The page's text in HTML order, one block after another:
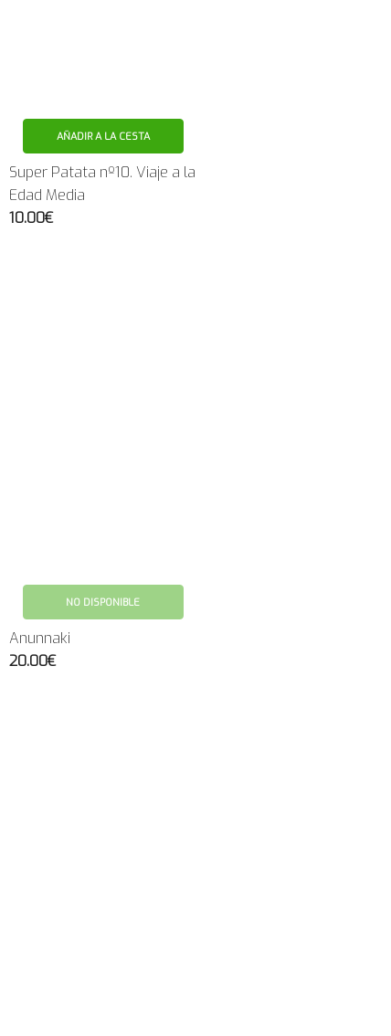
AÑADIR A LA CESTA
Super Patata nº10. Viaje a la
Edad Media
10.00€
NO DISPONIBLE
Anunnaki
20.00€